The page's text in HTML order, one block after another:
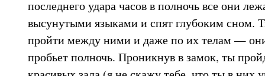
последнего удара часов в полночь все они
высунутыми языками и спят глубоким сном.
пройти между ними и даже по их телам —
пробьет полночь. Проникнув в замок, ты